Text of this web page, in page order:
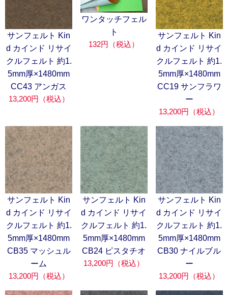
サンフェルト Kin
d カインド リサイ
クルフェルト 約1.
5mm厚×1480mm
CC43 アンガス
13,200円（税込）
ワンタッチフェル
ト
132円（税込）
サンフェルト Kin
d カインド リサイ
クルフェルト 約1.
5mm厚×1480mm
CC19 サンフラワ
ー
13,200円（税込）
サンフェルト Kin
d カインド リサイ
クルフェルト 約1.
5mm厚×1480mm
CB35 マッシュル
ーム
13,200円（税込）
サンフェルト Kin
d カインド リサイ
クルフェルト 約1.
5mm厚×1480mm
CB24 ピスタチオ
13,200円（税込）
サンフェルト Kin
d カインド リサイ
クルフェルト 約1.
5mm厚×1480mm
CB30 ナイルブル
ー
13,200円（税込）